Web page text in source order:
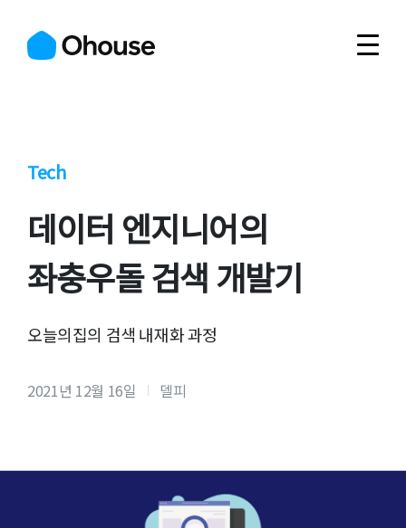
Tech
데이터 엔지니어의
좌충우돌 검색 개발기
오늘의집의 검색 내재화 과정
2021년 12월 16일 델피